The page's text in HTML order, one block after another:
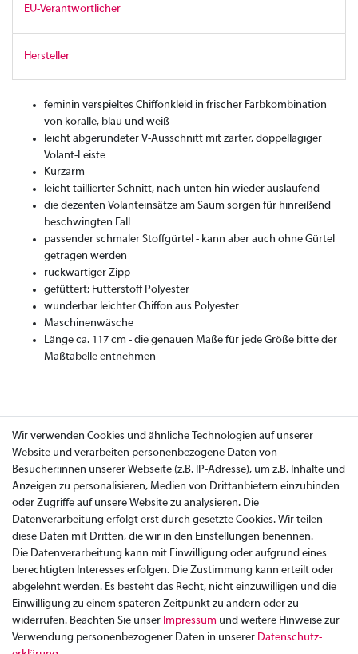
EU-Verantwortlicher
Hersteller
feminin verspieltes Chiffonkleid in frischer Farbkombination
von koralle, blau und weiß
leicht abgerundeter V-Ausschnitt mit zarter, doppellagiger
Volant-Leiste
Kurzarm
leicht taillierter Schnitt, nach unten hin wieder auslaufend
die dezenten Volanteinsätze am Saum sorgen für hinreißend
beschwingten Fall
passender schmaler Stoffgürtel - kann aber auch ohne Gürtel
getragen werden
rückwärtiger Zipp
gefüttert; Futterstoff Polyester
wunderbar leichter Chiffon aus Polyester
Maschinenwäsche
Länge ca. 117 cm - die genauen Maße für jede Größe bitte der
Maßtabelle entnehmen
Wir verwenden Cookies und ähnliche Technologien auf unserer
Website und verarbeiten personenbezogene Daten von
Besucher:innen unserer Webseite (z.B. IP-Adresse), um z.B. Inhalte und
Anzeigen zu personalisieren, Medien von Drittanbietern einzubinden
oder Zugriffe auf unsere Website zu analysieren. Die
Datenverarbeitung erfolgt erst durch gesetzte Cookies. Wir teilen
diese Daten mit Dritten, die wir in den Einstellungen benennen.
Die Datenverarbeitung kann mit Einwilligung oder aufgrund eines
berechtigten Interesses erfolgen. Die Zustimmung kann erteilt oder
abgelehnt werden. Es besteht das Recht, nicht einzuwilligen und die
Einwilligung zu einem späteren Zeitpunkt zu ändern oder zu
widerrufen. Beachten Sie unser Impressum und weitere Hinweise zur
Verwendung personenbezogener Daten in unserer Daten­schutz­